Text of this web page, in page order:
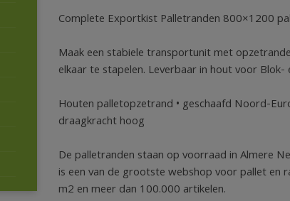
Complete Exportkist Palletranden 800×1200
Maak een stabiele transportunit met
elkaar te stapelen. Leverbaar in hout voor
Houten palletopzetrand • geschaafd Noord-
draagkracht hoog
De palletranden staan op voorraad in Almere
is een van de grootste webshop voor pallet
m2 en meer dan 100.000 artikelen.